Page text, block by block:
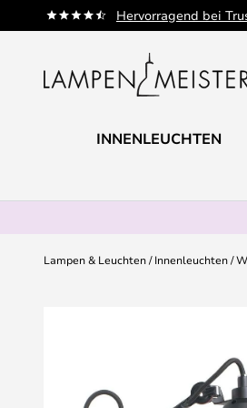
Hervorragend bei
Zum
Inhalt
INNENLEUCHTEN
Lampen & Leuchten Innenleuchten
Bildgalerie